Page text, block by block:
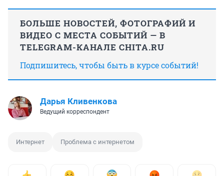
БОЛЬШЕ НОВОСТЕЙ, ФОТОГРАФИЙ И
ВИДЕО С МЕСТА СОБЫТИЙ — В
TELEGRAM-КАНАЛЕ CHITA.RU
Подпишитесь, чтобы быть в курсе событий!
Дарья Кливенкова
Ведущий корреспондент
Интернет Проблема с интернетом